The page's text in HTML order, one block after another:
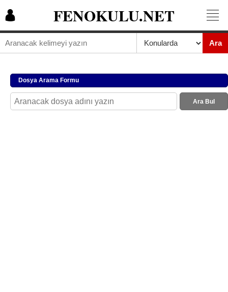
FENOKULU.NET
Ara
Dosya Arama Formu
Ara Bul